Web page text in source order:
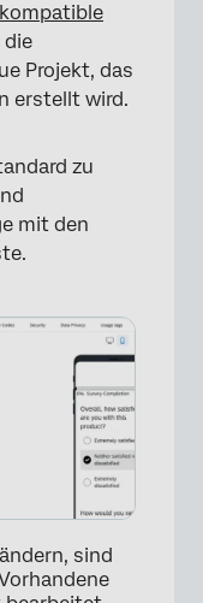
×
×
kompatible
die
Projekt, das
erstellt wird.
zu
mit den
sind